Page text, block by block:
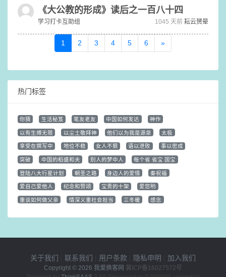
《大公教的形成》读后之一百八十四
学习打卡互助组 1045 天前 耘云赟晕
1 2 3 4 5 6 »
热门标签
你猜 生活秘笈 笔友老友 中国如何发达 神作
以有生搏无限 以尘土敬拜神 他们以为我是源泉 太极
享受在撰写中 地位不稳 女人不狠 语以泄败 事以密成
突破 中国的稻盛和夫 别人的梦中人 每个省 省宝 国宝
登陆八大行星计划 朝圣之路 身边人的爱情 秦祝福
爱自己爱他人 纪念和赞颂 宝贵的十架 爱您哟
重谈如何做父亲 情深义重社会担当 三冬暖 感念
关于我们 联系我们 用户条款 隐私申明 加入我们
Copyright © 2026 我爱换客网 冀ICP备16027572号